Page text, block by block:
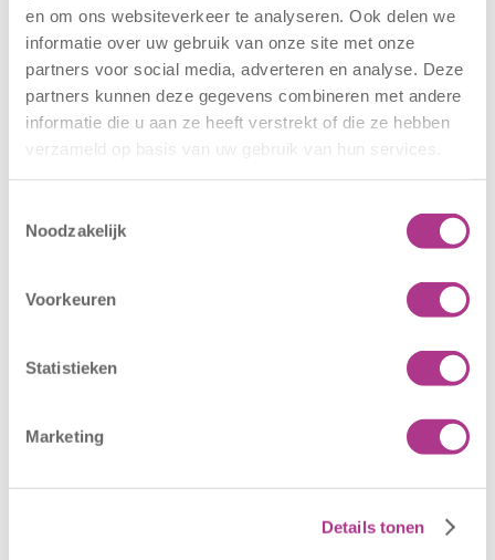
en om ons websiteverkeer te analyseren. Ook delen we
informatie over uw gebruik van onze site met onze
partners voor social media, adverteren en analyse. Deze
partners kunnen deze gegevens combineren met andere
informatie die u aan ze heeft verstrekt of die ze hebben
verzameld op basis van uw gebruik van hun services.
Noodzakelijk
Voorkeuren
Statistieken
Marketing
Details tonen
Request tour
Calculate costs
Contact
Van Onselenstraat 29
(010) 485 22 35